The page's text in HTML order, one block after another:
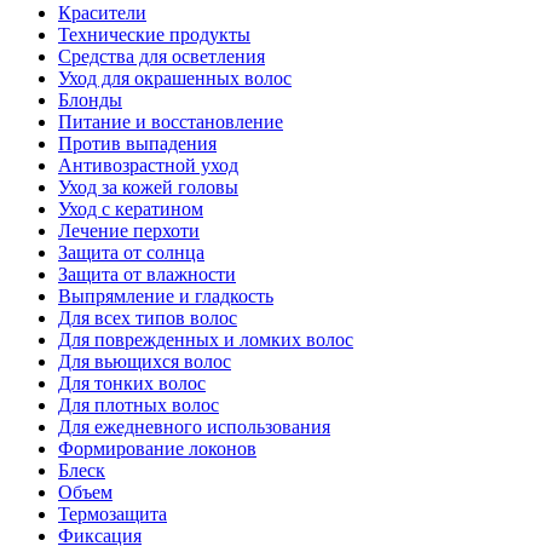
Красители
Технические продукты
Средства для осветления
Уход для окрашенных волос
Блонды
Питание и восстановление
Против выпадения
Антивозрастной уход
Уход за кожей головы
Уход с кератином
Лечение перхоти
Защита от солнца
Защита от влажности
Выпрямление и гладкость
Для всех типов волос
Для поврежденных и ломких волос
Для вьющихся волос
Для тонких волос
Для плотных волос
Для ежедневного использования
Формирование локонов
Блеск
Объем
Термозащита
Фиксация